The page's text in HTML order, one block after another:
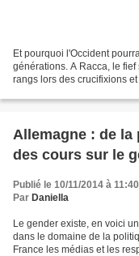
Et pourquoi l'Occident
générations. A Racca, le
rangs lors des crucifixions
Allemagne : de
des cours sur le
Publié le 10/11/2014 à 11:40
Par Daniella
Le gender existe, en voici
dans le domaine de la
France les médias et les